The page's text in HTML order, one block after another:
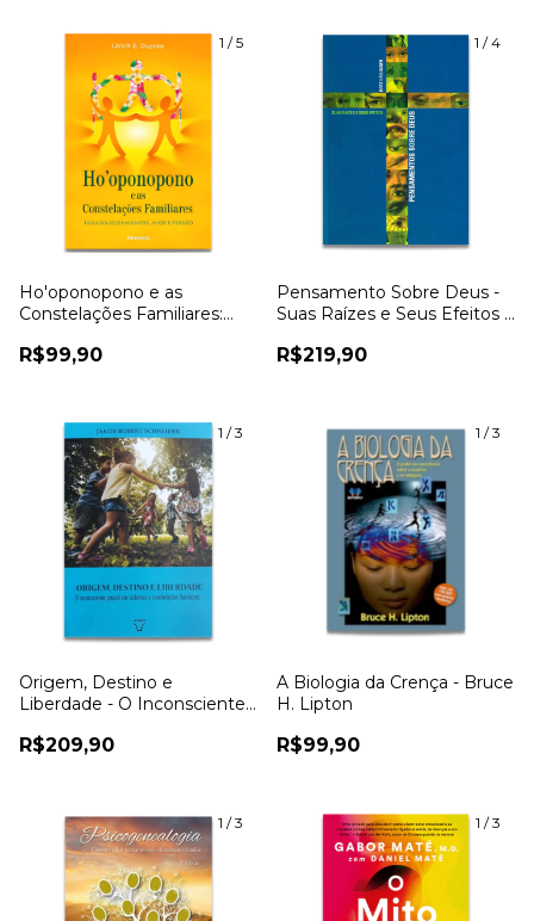
1 /5
Ho'oponopono e as
Constelações Familiares:
Amor e Perdão - Ulrich E.
R$99,90
1 /4
Pensamento Sobre Deus -
Suas Raízes e Seus Efeitos -
R$219,90
1 /3
Origem, Destino e
Liberdade - O Inconsciente
Constelações Familiares -
R$209,90
1 /3
A Biologia da Crença - Bruce
H. Lipton
R$99,90
1 /3 1 /3